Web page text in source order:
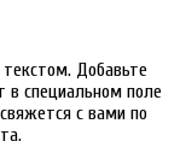
Добавьте
в специальном поле
с вами по